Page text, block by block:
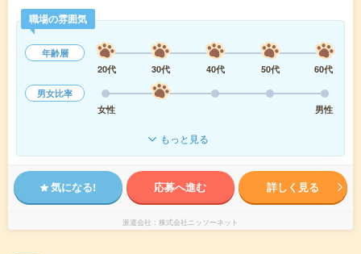
職場の雰囲気
年齢層
20代
30代 40代 50代
60代
男女比率
女性
男性
もっと見る
気になる! 応募へ進む 詳しく見る
派遣会社 株式会社ニッソーネット